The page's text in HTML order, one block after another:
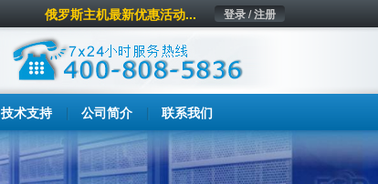
登录 / 注册
俄罗斯主机最新优惠活动...
技术支持 公司简介 联系我们